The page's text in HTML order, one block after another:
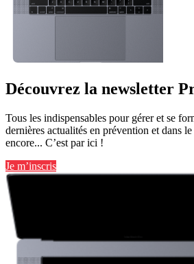
Découvrez la newsletter
Tous les indispensables pour gérer et se
dernières actualités en prévention et dans
encore... C’est par ici !
Je m’inscris